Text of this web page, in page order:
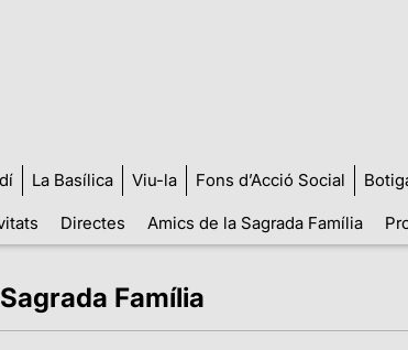
La Basílica Viu-la Fons d’Acció Social
Directes Amics de la Sagrada Família
Família